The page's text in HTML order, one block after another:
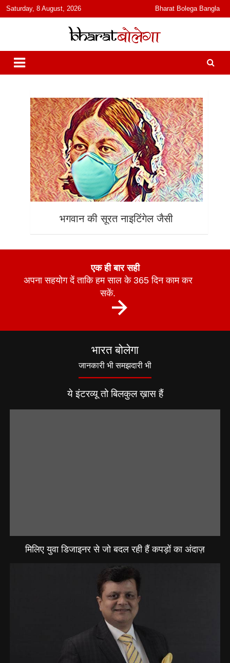
content
Saturday, 8 August, 2026 Bharat Bolega Bangla
भारत बोलेगा
हिंदी में समाचार, विचार, ऑडियो, वीडियो और फ़ीचर. भारत बोलेगा हिंदी न्यूज़ वेबसाइट
India: News, Views, Info, Trends & Podcast I जानकारी भी समझदारी भी
और पॉडकास्ट
भगवान की सूरत नाइटिंगेल जैसी
एक ही बार सही
अपना सहयोग दें ताकि हम साल के 365 दिन काम कर
सकें.
भारत बोलेगा
जानकारी भी समझदारी भी
ये इंटरव्यू तो बिलकुल ख़ास हैं
मिलिए युवा डिजाइनर से जो बदल रही हैं कपड़ों का अंदाज़